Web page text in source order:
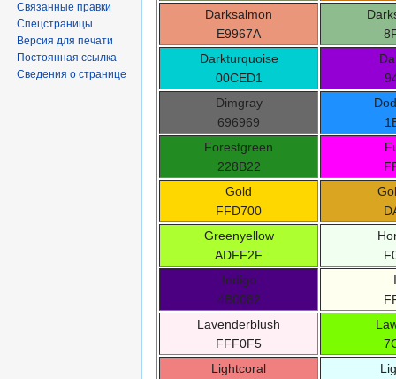
Darksalmon
E9967A
Darkturquoise
00CED1
Dimgray
696969
Forestgreen
228B22
Gold
FFD700
Greenyellow
ADFF2F
Indigo
4B0082
Lavenderblush
FFF0F5
Lightcoral
Связанные правки
Спецстраницы
Версия для печати
Постоянная ссылка
Сведения о странице